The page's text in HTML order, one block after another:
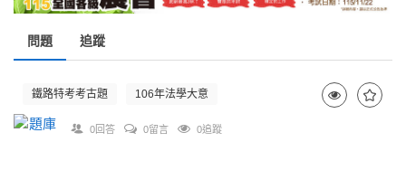
問題 追蹤
鐵路特考考古題 106年法學大意
0回答 0留言 0追蹤